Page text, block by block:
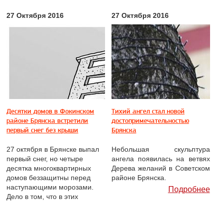
27 Октября 2016
Десятки домов в Фокинском
районе Брянска встретили
первый снег без крыши
27 октября в Брянске выпал
первый снег, но четыре
десятка многоквартирных
домов беззащитны перед
наступающими морозами.
Дело в том, что в этих
27 Октября 2016
Тихий ангел стал новой
достопримечательностью
Брянска
Небольшая скульптура
ангела появилась на ветвях
Дерева желаний в Советском
районе Брянска.
Подробнее